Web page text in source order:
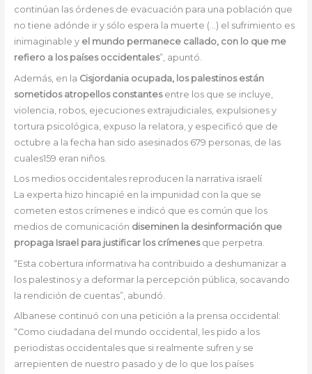
continúan las órdenes de evacuación para una población que
no tiene adónde ir y sólo espera la muerte (…) el sufrimiento es
inimaginable y el mundo permanece callado, con lo que me
refiero a los países occidentales”, apuntó.
Además, en la Cisjordania ocupada, los palestinos están
sometidos atropellos constantesentre los que se incluye,
violencia, robos, ejecuciones extrajudiciales, expulsiones y
tortura psicológica, expuso la relatora, y especificó que de
octubre a la fecha han sido asesinados 679 personas, de las
cuales159 eran niños.
Los medios occidentales reproducen la narrativa israelí
La experta hizo hincapié en la impunidad con la que se
cometen estos crímenes e indicó que es común que los
medios de comunicación diseminen la desinformación que
propaga Israel para justificar los crímenes que perpetra.
“Esta cobertura informativa ha contribuido a deshumanizar a
los palestinos y a deformar la percepción pública, socavando
la rendición de cuentas”, abundó.
Albanese continuó con una petición a la prensa occidental:
“Como ciudadana del mundo occidental, les pido a los
periodistas occidentales que si realmente sufren y se
arrepienten de nuestro pasado y de lo que los países